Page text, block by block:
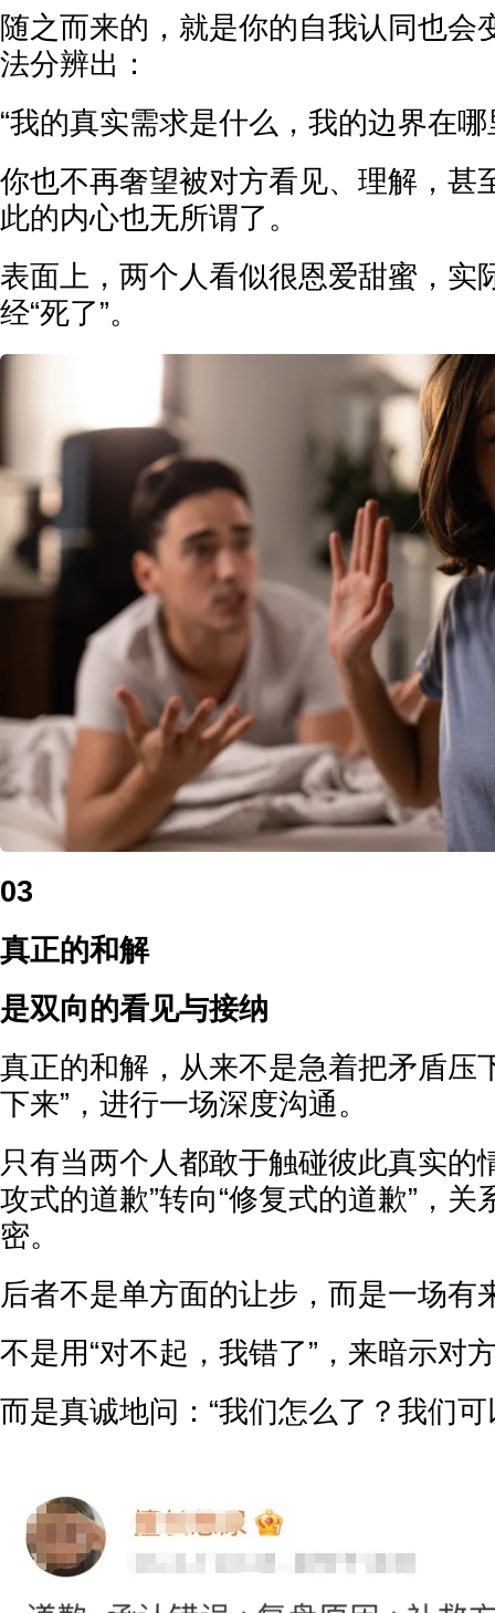
随之而来的，就是你的自我认同也会
法分辨出：
“我的真实需求是什么，我的边界在哪
你也不再奢望被对方看见、理解，甚
此的内心也无所谓了。
表面上，两个人看似很恩爱甜蜜，实
经“死了”。
03
真正的和解
是双向的看见与接纳
真正的和解，从来不是急着把矛盾压
下来”，进行一场深度沟通。
只有当两个人都敢于触碰彼此真实的
攻式的道歉”转向“修复式的道歉”，
密。
后者不是单方面的让步，而是一场有
不是用“对不起，我错了”，来暗示对
而是真诚地问：“我们怎么了？我们可